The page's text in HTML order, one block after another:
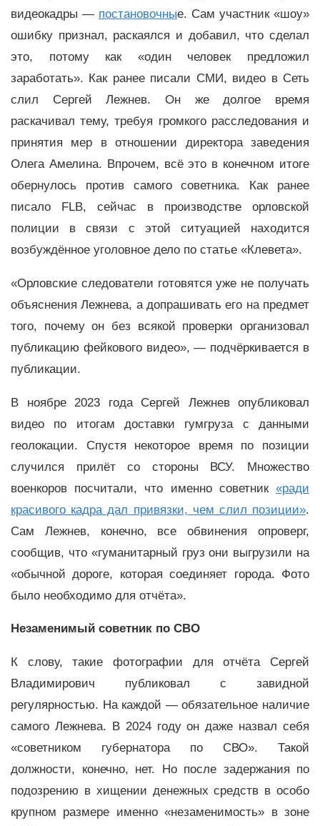
видеокадры — постановочные. Сам участник «шоу»
ошибку признал, раскаялся и добавил, что сделал
это, потому как «один человек предложил
заработать». Как ранее писали СМИ, видео в Сеть
слил Сергей Лежнев. Он же долгое время
раскачивал тему, требуя громкого расследования и
принятия мер в отношении директора заведения
Олега Амелина. Впрочем, всё это в конечном итоге
обернулось против самого советника. Как ранее
писало FLB, сейчас в производстве орловской
полиции в связи с этой ситуацией находится
возбуждённое уголовное дело по статье «Клевета».
«Орловские следователи готовятся уже не получать
объяснения Лежнева, а допрашивать его на предмет
того, почему он без всякой проверки организовал
публикацию фейкового видео», — подчёркивается в
публикации.
В ноябре 2023 года Сергей Лежнев опубликовал
видео по итогам доставки гумгруза с данными
геолокации. Спустя некоторое время по позиции
случился прилёт со стороны ВСУ. Множество
военкоров посчитали, что именно советник «ради
красивого кадра дал привязки, чем слил позиции».
Сам Лежнев, конечно, все обвинения опроверг,
сообщив, что «гуманитарный груз они выгрузили на
«обычной дороге, которая соединяет города. Фото
было необходимо для отчёта».
Незаменимый советник по СВО
К слову, такие фотографии для отчёта Сергей
Владимирович публиковал с завидной
регулярностью. На каждой — обязательное наличие
самого Лежнева. В 2024 году он даже назвал себя
«советником губернатора по СВО». Такой
должности, конечно, нет. Но после задержания по
подозрению в хищении денежных средств в особо
крупном размере именно «незаменимость» в зоне